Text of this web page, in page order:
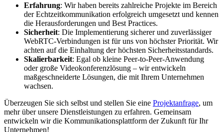
Erfahrung: Wir haben bereits zahlreiche Projekte im Bereich
der Echtzeitkommunikation erfolgreich umgesetzt und kennen
die Herausforderungen und Best Practices.
Sicherheit: Die Implementierung sicherer und zuverlässiger
WebRTC-Verbindungen ist für uns von höchster Priorität. Wir
achten auf die Einhaltung der höchsten Sicherheitsstandards.
Skalierbarkeit: Egal ob kleine Peer-to-Peer-Anwendung
oder große Videokonferenzlösung – wir entwickeln
maßgeschneiderte Lösungen, die mit Ihrem Unternehmen
wachsen.
Überzeugen Sie sich selbst und stellen Sie eine Projektanfrage, um
mehr über unsere Dienstleistungen zu erfahren. Gemeinsam
entwickeln wir die Kommunikationsplattform der Zukunft für Ihr
Unternehmen!